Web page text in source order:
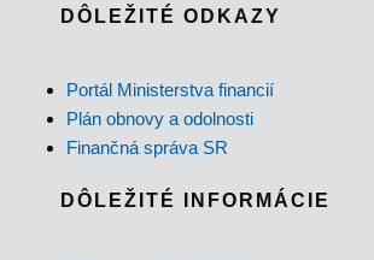
DÔLEŽITÉ ODKAZY
Portál Ministerstva financií
Plán obnovy a odolnosti
Finančná správa SR
DÔLEŽITÉ INFORMÁCIE